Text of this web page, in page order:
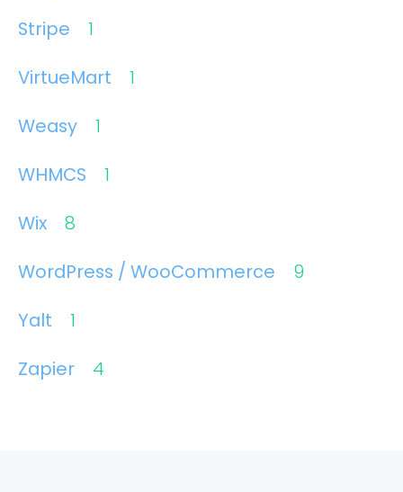
Stripe
1
VirtueMart
1
Weasy
1
WHMCS
1
Wix
8
WordPress / WooCommerce
9
Yalt
1
Zapier
4